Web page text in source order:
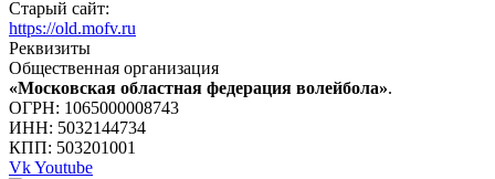
Старый сайт:
https://old.mofv.ru
Реквизиты
Общественная организация
«Московская областная федерация волейбола».
ОГРН: 1065000008743
ИНН: 5032144734
КПП: 503201001
VkYoutube